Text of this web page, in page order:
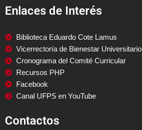
Enlaces de Interés
Biblioteca Eduardo Cote Lamus
Vicerrectoría de Bienestar Universitario
Cronograma del Comité Curricular
Recursos PHP
Facebook
Canal UFPS en YouTube
Contactos